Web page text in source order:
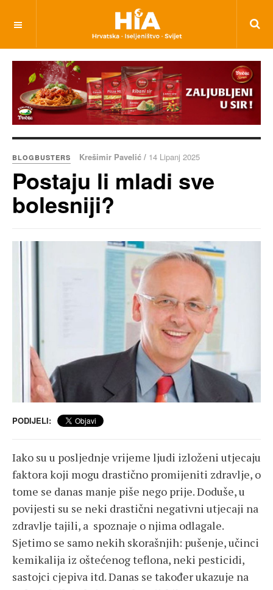
BLOGBUSTERS Krešimir Pavelić / 14 Lipanj 2025
Postaju li mladi sve
bolesniji?
PODIJELI:
Iako su u posljednje vrijeme ljudi izloženi utjecaju
faktora koji mogu drastično promijeniti zdravlje, o
tome se danas manje piše nego prije. Doduše, u
povijesti su se neki drastični negativni utjecaji na
zdravlje tajili, a spoznaje o njima odlagale.
Sjetimo se samo nekih skorašnjih: pušenje, učinci
kemikalija iz oštećenog teflona, neki pesticidi,
sastojci cjepiva itd. Danas se također ukazuje na